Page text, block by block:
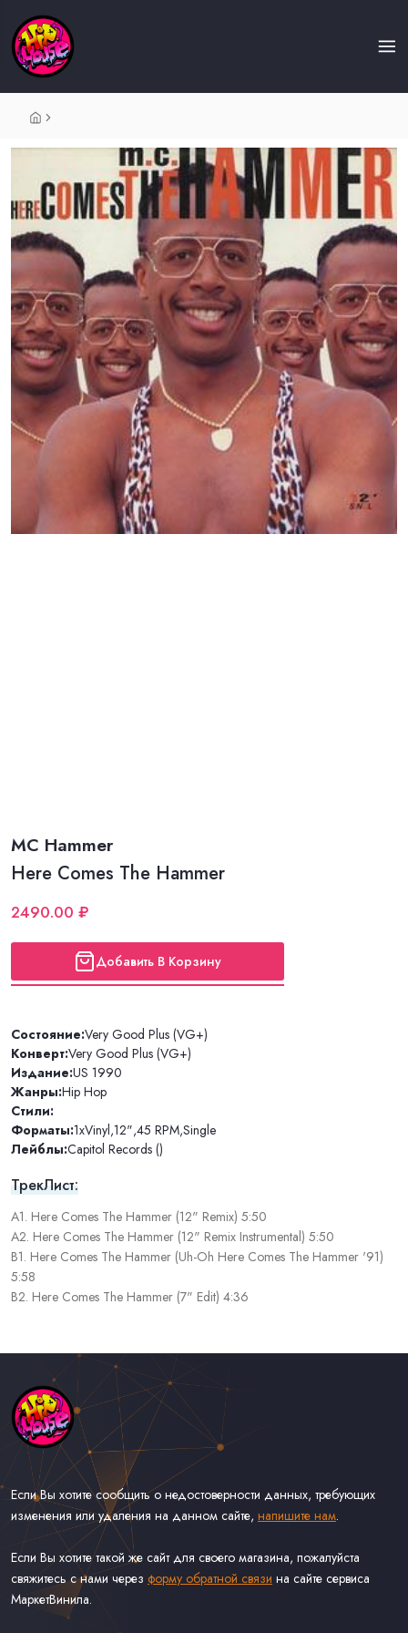
MC Hammer
Here Comes The Hammer
2490.00 ₽
Добавить В Корзину
Состояние:Very Good Plus (VG+)
Конверт:Very Good Plus (VG+)
Издание:US 1990
Жанры:Hip Hop
Стили:
Форматы:1xVinyl,12",45 RPM,Single
Лейблы:Capitol Records ()
ТрекЛист:
A1. Here Comes The Hammer (12" Remix) 5:50
A2. Here Comes The Hammer (12" Remix Instrumental) 5:50
B1. Here Comes The Hammer (Uh-Oh Here Comes The Hammer '91)
5:58
B2. Here Comes The Hammer (7" Edit) 4:36
Если Вы хотите сообщить о недостоверности данных, требующих
изменения или удаления на данном сайте, напишите нам.
Если Вы хотите такой же сайт для своего магазина, пожалуйста
свяжитесь с нами через форму обратной связи на сайте сервиса
МаркетВинила.